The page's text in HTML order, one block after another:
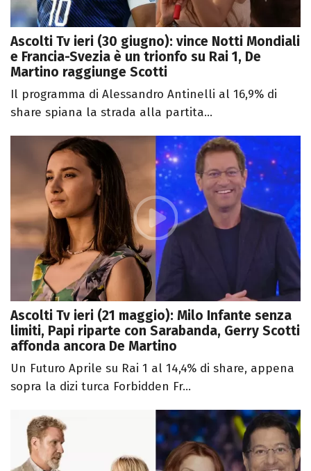
Ascolti Tv ieri (30 giugno): vince Notti Mondiali
e Francia-Svezia è un trionfo su Rai 1, De
Martino raggiunge Scotti
Il programma di Alessandro Antinelli al 16,9% di
share spiana la strada alla partita...
Ascolti Tv ieri (21 maggio): Milo Infante senza
limiti, Papi riparte con Sarabanda, Gerry Scotti
affonda ancora De Martino
Un Futuro Aprile su Rai 1 al 14,4% di share, appena
sopra la dizi turca Forbidden Fr...